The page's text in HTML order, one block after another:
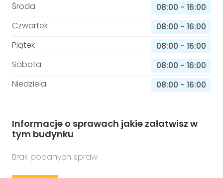
Środa
08:00 - 16:00
Czwartek
08:00 - 16:00
Piątek
08:00 - 16:00
Sobota
08:00 - 16:00
Niedziela
08:00 - 16:00
Informacje o sprawach jakie załatwisz w
tym budynku
Brak podanych spraw